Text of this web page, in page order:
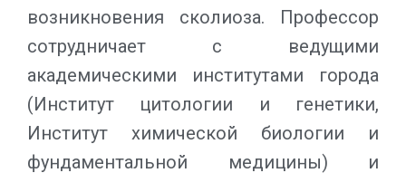
возникновения сколиоза. Профессор
сотрудничает с ведущими
академическими институтами города
(Институт цитологии и генетики,
Институт химической биологии и
фундаментальной медицины) и